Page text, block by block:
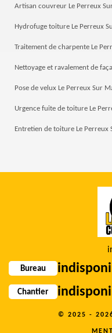
Artisan couvreur Le Perreux
Hydrofuge toiture Le Perreux
Traitement de charpente Le
Nettoyage et ravalement de
Pose de velux Le Perreux Sur
Urgence fuite de toiture Le
Entretien de toiture Le Perreux
Bureau
Chantier
© 2025 - 2026